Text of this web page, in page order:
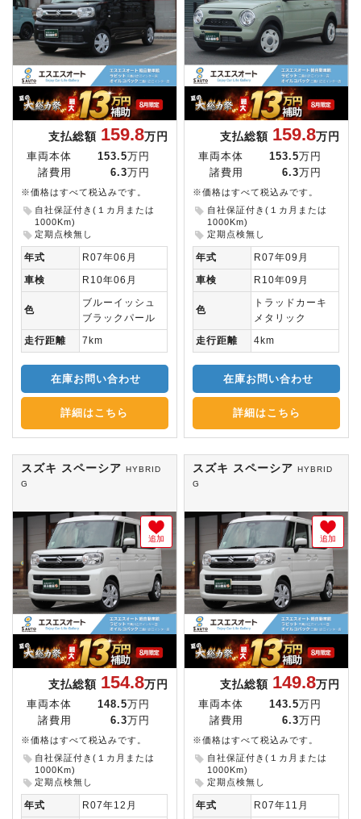
支払総額 159.8万円
車両本体 153.5 万円
諸費用
6.3 万円
※価格はすべて税込みです。
自社保証付き(１カ月または
1000Km)
定期点検無し
年式
R07年06月
車検
R10年06月
色
ブルーイッシュ
ブラックパール
走行距離
7km
在庫お問い合わせ
詳細はこちら
支払総額 159.8万円
車両本体 153.5 万円
諸費用
6.3 万円
※価格はすべて税込みです。
自社保証付き(１カ月または
1000Km)
定期点検無し
年式
R07年09月
車検
R10年09月
色
トラッドカーキ
メタリック
走行距離
4km
在庫お問い合わせ
詳細はこちら
スズキ スペーシア HYBRID
G
追加
支払総額 154.8万円
車両本体 148.5 万円
諸費用
6.3 万円
※価格はすべて税込みです。
自社保証付き(１カ月または
1000Km)
定期点検無し
年式 R07年12月
スズキ スペーシアHYBRID
G
追加
支払総額 149.8万円
車両本体 143.5 万円
諸費用
6.3 万円
※価格はすべて税込みです。
自社保証付き(１カ月または
1000Km)
定期点検無し
年式 R07年11月